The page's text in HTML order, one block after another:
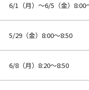
6/1（月）～6/5（金）8:00
5/29（金）8:00～8:50
6/8（月）8:20～8:50